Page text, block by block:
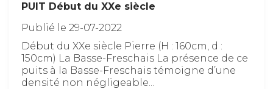
PUIT Début du XXe siècle
Publié le 29-07-2022
Début du XXe siècle Pierre (H : 160cm, d :
150cm) La Basse-Freschais La présence de ce
puits à la Basse-Freschais témoigne d’une
densité non négligeable...